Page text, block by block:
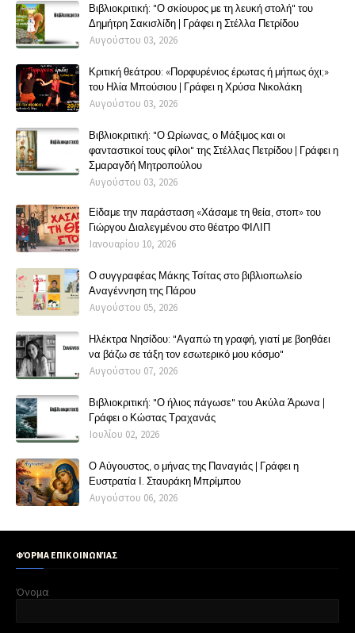
Βιβλιοκριτική: "Ο σκίουρος με τη λευκή στολή" του
Δημήτρη Σακισλίδη | Γράφει η Στέλλα Πετρίδου
Αυγούστου 03, 2026
Κριτική θεάτρου: «Πορφυρένιος έρωτας ή μήπως όχι;»
του Ηλία Μπούσιου | Γράφει η Χρύσα Νικολάκη
Αυγούστου 03, 2026
Βιβλιοκριτική: "Ο Ωρίωνας, ο Μάξιμος και οι
φανταστικοί τους φίλοι" της Στέλλας Πετρίδου | Γράφει η
Σμαραγδή Μητροπούλου
Αυγούστου 03, 2026
Είδαμε την παράσταση «Χάσαμε τη θεία, στοπ» του
Γιώργου Διαλεγμένου στο θέατρο ΦΙΛΙΠ
Ιανουαρίου 10, 2026
Ο συγγραφέας Μάκης Τσίτας στο βιβλιοπωλείο
Αναγέννηση της Πάρου
Αυγούστου 05, 2026
Ηλέκτρα Νησίδου: "Αγαπώ τη γραφή, γιατί με βοηθάει
να βάζω σε τάξη τον εσωτερικό μου κόσμο"
Αυγούστου 07, 2026
Βιβλιοκριτική: "Ο ήλιος πάγωσε" του Ακύλα Άρωνα |
Γράφει ο Κώστας Τραχανάς
Ιουλίου 02, 2026
Ο Αύγουστος, ο μήνας της Παναγιάς | Γράφει η
Ευστρατία Ι. Σταυράκη Μπρίμπου
Αυγούστου 06, 2026
ΦΌΡΜΑ ΕΠΙΚΟΙΝΩΝΊΑΣ
Όνομα